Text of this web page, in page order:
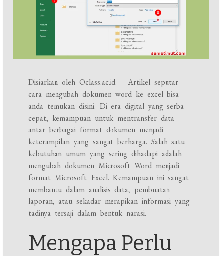
Disiarkan oleh Oclass.ac.id – Artikel seputar
cara mengubah dokumen word ke excel bisa
anda temukan disini. Di era digital yang serba
cepat, kemampuan untuk mentransfer data
antar berbagai format dokumen menjadi
keterampilan yang sangat berharga. Salah satu
kebutuhan umum yang sering dihadapi adalah
mengubah dokumen Microsoft Word menjadi
format Microsoft Excel. Kemampuan ini sangat
membantu dalam analisis data, pembuatan
laporan, atau sekadar merapikan informasi yang
tadinya tersaji dalam bentuk narasi.
Mengapa Perlu